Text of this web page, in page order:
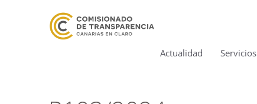
Actualidad Servicios